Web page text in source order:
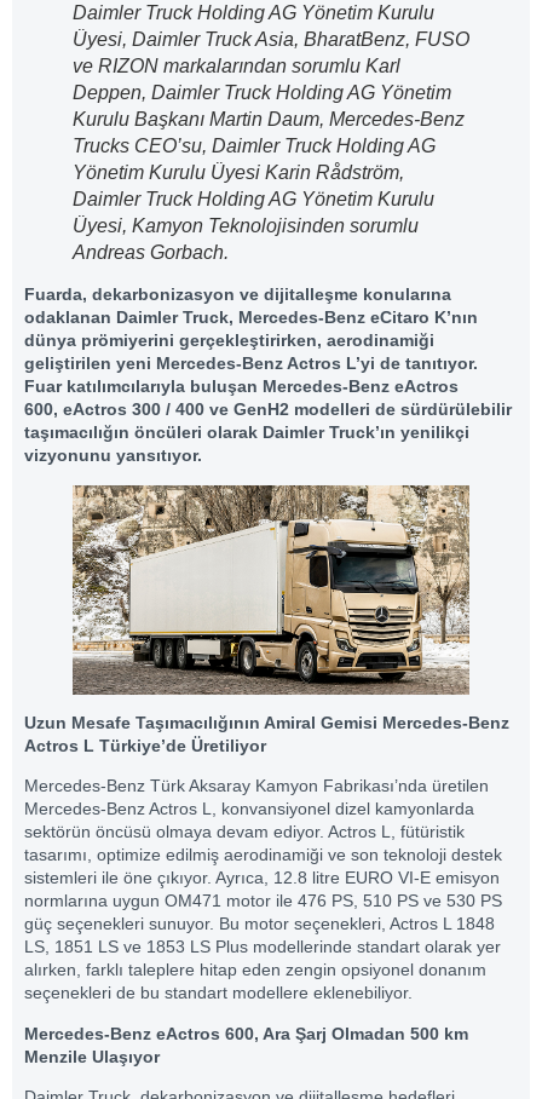
Daimler Truck Holding AG Yönetim Kurulu
Üyesi, Daimler Truck Asia, BharatBenz, FUSO
ve RIZON markalarından sorumlu Karl
Deppen, Daimler Truck Holding AG Yönetim
Kurulu Başkanı Martin Daum, Mercedes-Benz
Trucks CEO’su, Daimler Truck Holding AG
Yönetim Kurulu Üyesi Karin Rådström,
Daimler Truck Holding AG Yönetim Kurulu
Üyesi, Kamyon Teknolojisinden sorumlu
Andreas Gorbach.
Fuarda, dekarbonizasyon ve dijitalleşme konularına
odaklanan Daimler Truck, Mercedes-Benz eCitaro K’nın
dünya prömiyerini gerçekleştirirken, aerodinamiği
geliştirilen yeni Mercedes-Benz Actros L’yi de tanıtıyor.
Fuar katılımcılarıyla buluşan Mercedes-Benz eActros
600, eActros 300 / 400 ve GenH2 modelleri de sürdürülebilir
taşımacılığın öncüleri olarak Daimler Truck’ın yenilikçi
vizyonunu yansıtıyor.
Uzun Mesafe Taşımacılığının Amiral Gemisi Mercedes-Benz
Actros L Türkiye’de Üretiliyor
Mercedes-Benz Türk Aksaray Kamyon Fabrikası’nda üretilen
Mercedes-Benz Actros L, konvansiyonel dizel kamyonlarda
sektörün öncüsü olmaya devam ediyor. Actros L, fütüristik
tasarımı, optimize edilmiş aerodinamiği ve son teknoloji destek
sistemleri ile öne çıkıyor. Ayrıca, 12.8 litre EURO VI-E emisyon
normlarına uygun OM471 motor ile 476 PS, 510 PS ve 530 PS
güç seçenekleri sunuyor. Bu motor seçenekleri, Actros L 1848
LS, 1851 LS ve 1853 LS Plus modellerinde standart olarak yer
alırken, farklı taleplere hitap eden zengin opsiyonel donanım
seçenekleri de bu standart modellere eklenebiliyor.
Mercedes-Benz eActros 600, Ara Şarj Olmadan 500 km
Menzile Ulaşıyor